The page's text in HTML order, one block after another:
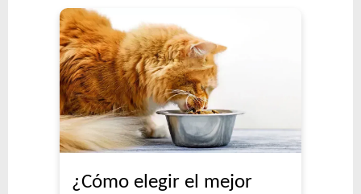
¿Cómo elegir el mejor